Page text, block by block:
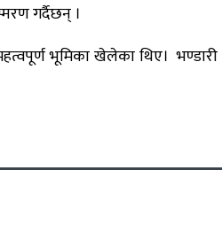
गर्दैछन् ।
भूमिका खेलेका थिए।